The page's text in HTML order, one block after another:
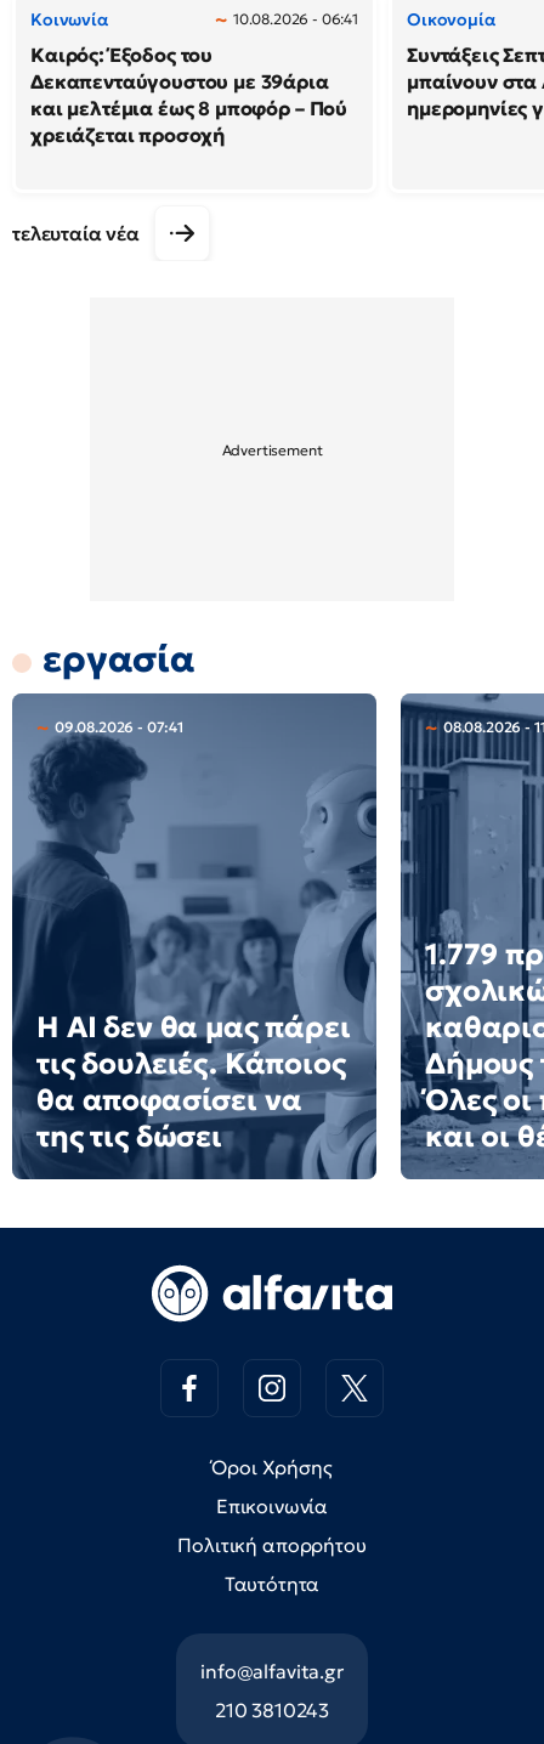
Κοινωνία 10.08.2026 - 06:41
Καιρός: Έξοδος του
Δεκαπενταύγουστου με 39άρια
και μελτέμια έως 8 μποφόρ – Πού
χρειάζεται προσοχή
Οικονομία
Συντάξεις
μπαίνουν
ημερομηνίες
τελευταία νέα
εργασία
09.08.2026 - 07:41
Η AI δεν θα μας πάρει
τις δουλειές. Κάποιος
θα αποφασίσει να
της τις δώσει
08.08.2026 -
1.779
Δήμους
Όλες οι
και οι
Όροι Χρήσης
Επικοινωνία
Πολιτική απορρήτου
Ταυτότητα
info@alfavita.gr
210 3810243